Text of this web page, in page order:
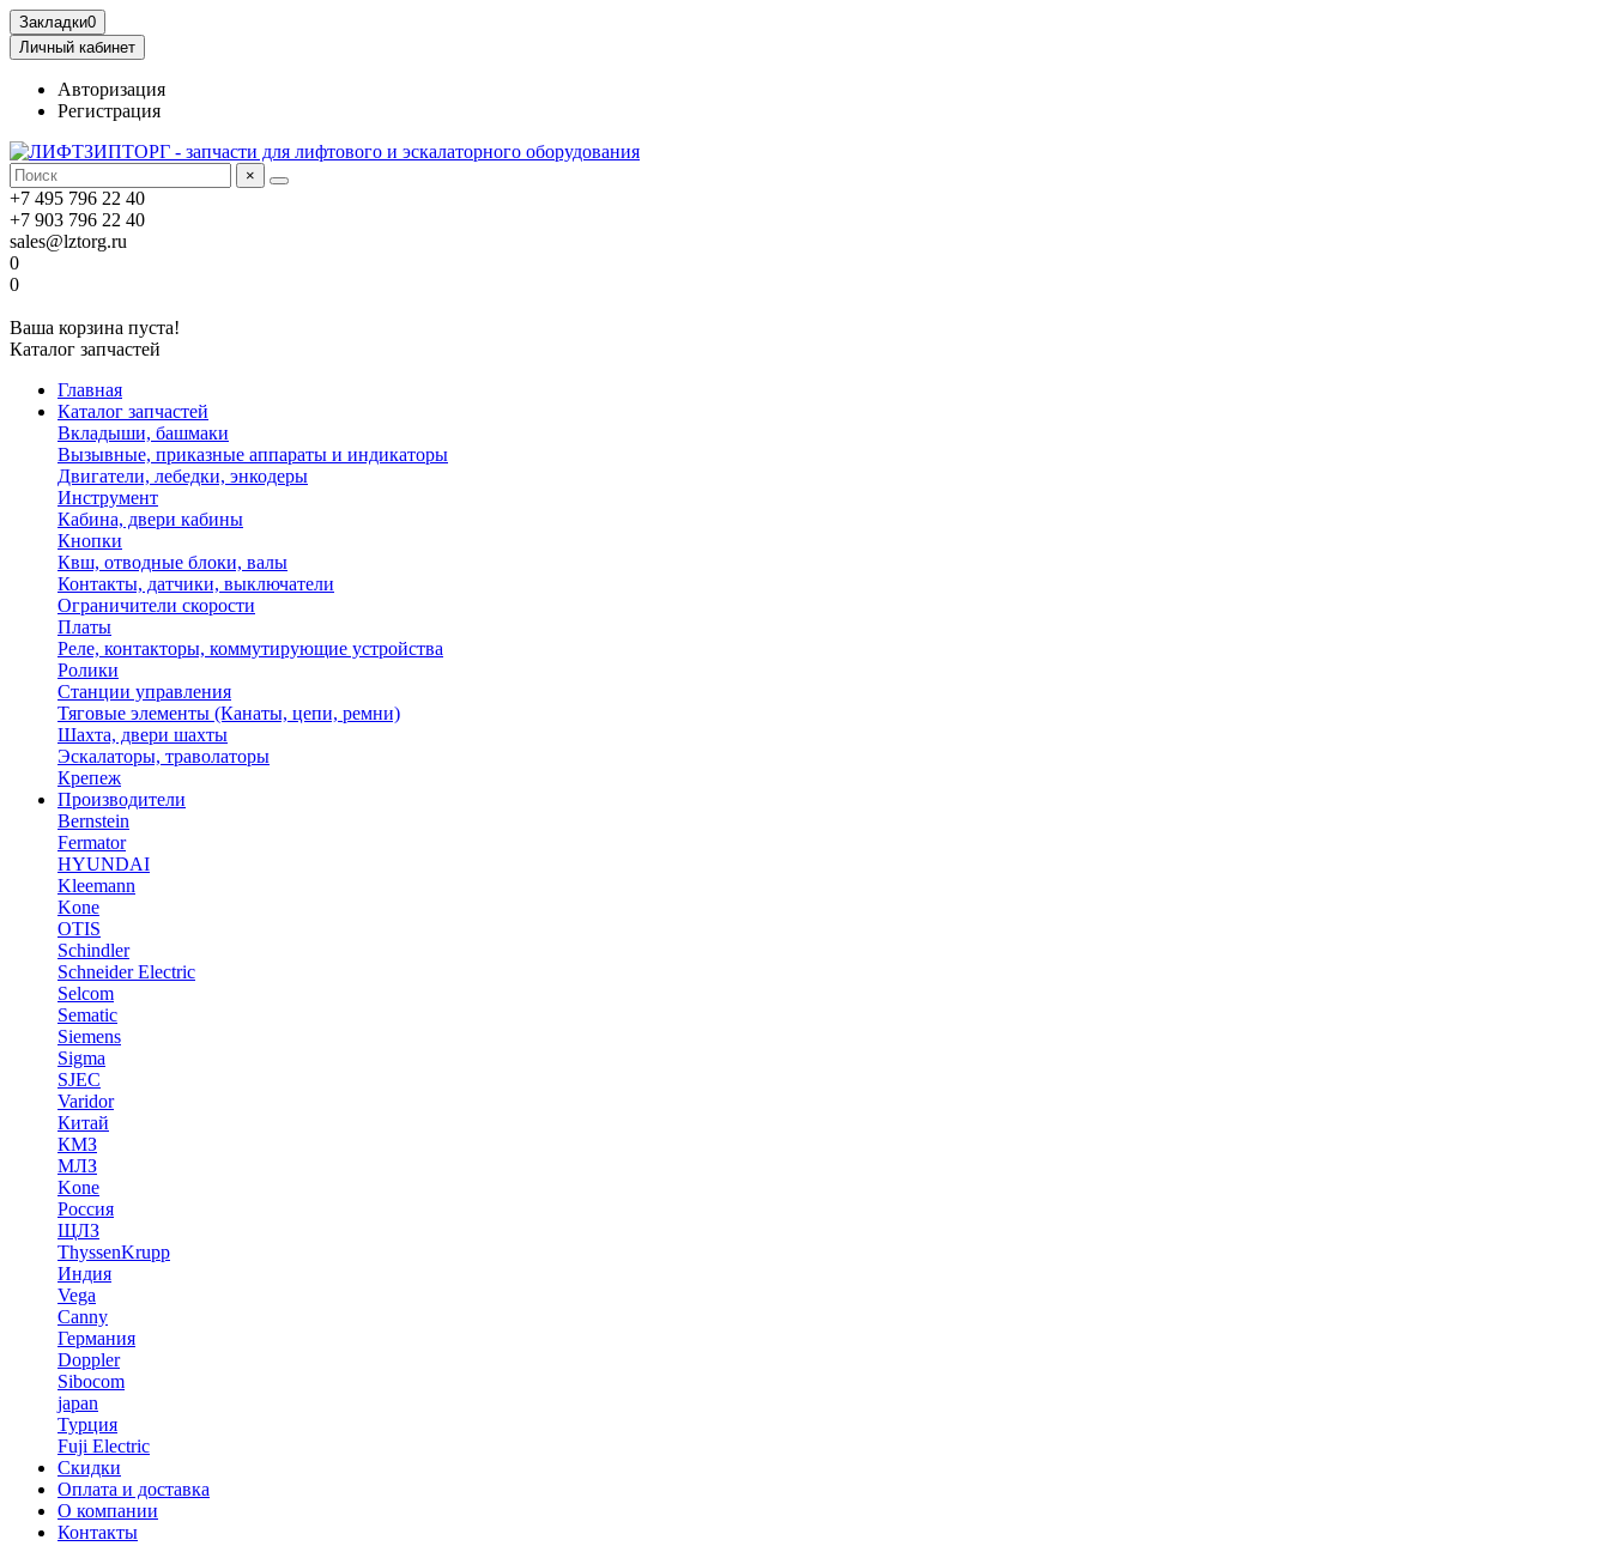
Закладки0
Личный кабинет
Авторизация
Регистрация
×
+7 495 796 22 40
+7 903 796 22 40
sales@lztorg.ru
0
0
Ваша корзина пуста!
Каталог запчастей
Главная
Каталог запчастей
Вкладыши, башмаки
Вызывные, приказные аппараты и индикаторы
Двигатели, лебедки, энкодеры
Инструмент
Кабина, двери кабины
Кнопки
Квш, отводные блоки, валы
Контакты, датчики, выключатели
Ограничители скорости
Платы
Реле, контакторы, коммутирующие устройства
Ролики
Станции управления
Тяговые элементы (Канаты, цепи, ремни)
Шахта, двери шахты
Эскалаторы, траволаторы
Крепеж
Производители
Bernstein
Fermator
HYUNDAI
Kleemann
Kone
OTIS
Schindler
Schneider Electric
Selcom
Sematic
Siemens
Sigma
SJEC
Varidor
Китай
КМЗ
МЛЗ
Kone
Россия
ЩЛЗ
ThyssenKrupp
Индия
Vega
Canny
Германия
Doppler
Sibocom
japan
Турция
Fuji Electric
Скидки
Оплата и доставка
О компании
Контакты